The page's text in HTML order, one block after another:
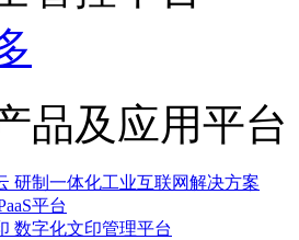
品及应用平台
研制一体化工业互联网解决方案
平台
数字化文印管理平台